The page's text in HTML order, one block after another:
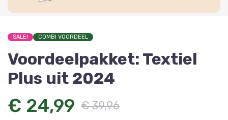
SALE! COMBI VOORDEEL
Voordeelpakket: Textiel
Plus uit 2024
€ 24,99 € 39,96